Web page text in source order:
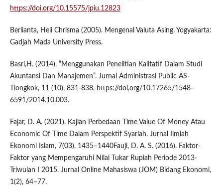
https://doi.org/10.15575/jpiu.12823
Berlianta, Heli Chrisma (2005). Mengenal Valuta Asing. Yogyakarta:
Gadjah Mada University Press.
Basri,H. (2014). “Menggunakan Penelitian Kalitatif Dalam Studi
Akuntansi Dan Manajemen”. Jurnal Administrasi Public AS-
Tiongkok, 11 (10), 831-838. https://doi,org/10.17265/1548-
6591/2014.10.003.
Fajar, D. A. (2021). Kajian Perbedaan Time Value Of Money Atau
Economic Of Time Dalam Perspektif Syariah. Jurnal Ilmiah
Ekonomi Islam, 7(03), 1435–1440Fauji, D. A. S. (2016). Faktor-
Faktor yang Mempengaruhi Nilai Tukar Rupiah Periode 2013-
Triwulan I 2015. Jurnal Online Mahasiswa (JOM) Bidang Ekonomi,
1(2), 64–77.